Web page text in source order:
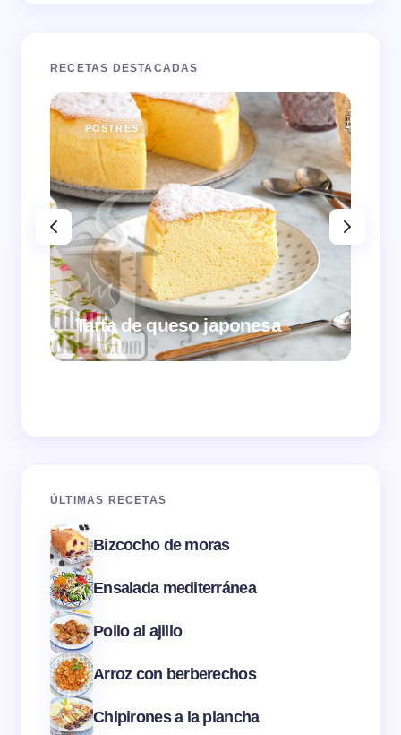
RECETAS DESTACADAS
POSTRES
Tarta de queso japonesa
ÚLTIMAS RECETAS
Bizcocho de moras
Ensalada mediterránea
Pollo al ajillo
Arroz con berberechos
Chipirones a la plancha